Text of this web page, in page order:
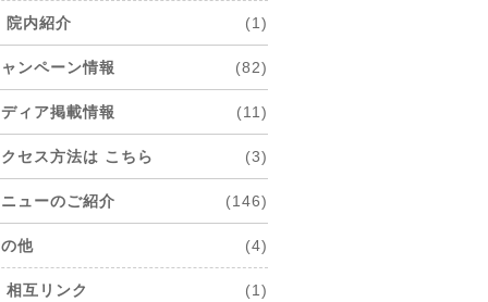
院内紹介 (1)
ンペーン情報 (82)
ディア掲載情報 (11)
セス方法は こちら (3)
ニューのご紹介 (146)
他 (4)
相互リンク (1)